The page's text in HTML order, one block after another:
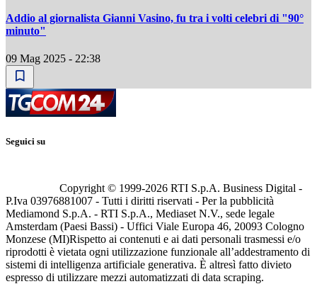
Addio al giornalista Gianni Vasino, fu tra i volti celebri di "90°
minuto"
09 Mag 2025 - 22:38
Seguici su
Copyright © 1999-2026 RTI S.p.A. Business Digital -
P.Iva 03976881007 - Tutti i diritti riservati - Per la pubblicità
Mediamond S.p.A. - RTI S.p.A., Mediaset N.V., sede legale
Amsterdam (Paesi Bassi) - Uffici Viale Europa 46, 20093 Cologno
Monzese (MI)Rispetto ai contenuti e ai dati personali trasmessi e/o
riprodotti è vietata ogni utilizzazione funzionale all’addestramento di
sistemi di intelligenza artificiale generativa. È altresì fatto divieto
espresso di utilizzare mezzi automatizzati di data scraping.